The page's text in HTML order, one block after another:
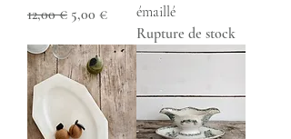
Prix original
12,00 € Prix promotionnel
5,00 €
émaillé
Rupture de stock